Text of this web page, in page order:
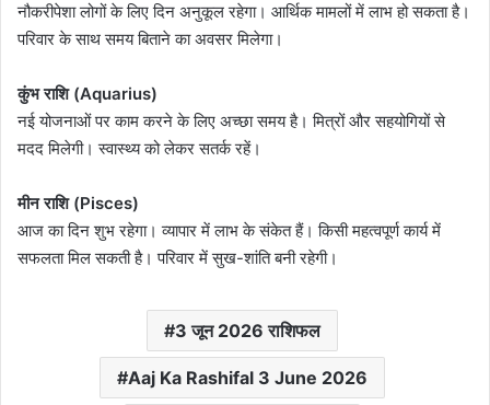
नौकरीपेशा लोगों के लिए दिन अनुकूल रहेगा। आर्थिक मामलों में लाभ हो सकता है।
परिवार के साथ समय बिताने का अवसर मिलेगा।
कुंभ राशि (Aquarius)
नई योजनाओं पर काम करने के लिए अच्छा समय है। मित्रों और सहयोगियों से
मदद मिलेगी। स्वास्थ्य को लेकर सतर्क रहें।
मीन राशि (Pisces)
आज का दिन शुभ रहेगा। व्यापार में लाभ के संकेत हैं। किसी महत्वपूर्ण कार्य में
सफलता मिल सकती है। परिवार में सुख-शांति बनी रहेगी।
3 जून 2026 राशिफल
Aaj Ka Rashifal 3 June 2026